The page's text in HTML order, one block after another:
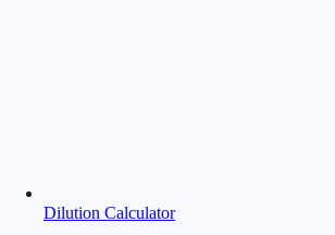
Dilution Calculator